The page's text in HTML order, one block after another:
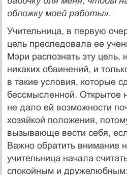
обложку моей работы».
Учительница, в первую
цель преследовала ее
Мэри распознать эту цель,
никаких обвинений, и
в такие условия, которые
бессмысленной. Открытое
не дало ей возможности
хозяйкой положения,
вызывающе вести себя,
Важно обратить внимание
учительница начала
спокойным и